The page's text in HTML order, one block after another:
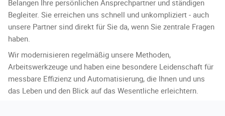
Belangen Ihre persönlichen Ansprechpartner und ständigen
Begleiter. Sie erreichen uns schnell und unkompliziert - auch
unsere Partner sind direkt für Sie da, wenn Sie zentrale Fragen
haben.
Wir modernisieren regelmäßig unsere Methoden,
Arbeitswerkzeuge und haben eine besondere Leidenschaft für
messbare Effizienz und Automatisierung, die Ihnen und uns
das Leben und den Blick auf das Wesentliche erleichtern.